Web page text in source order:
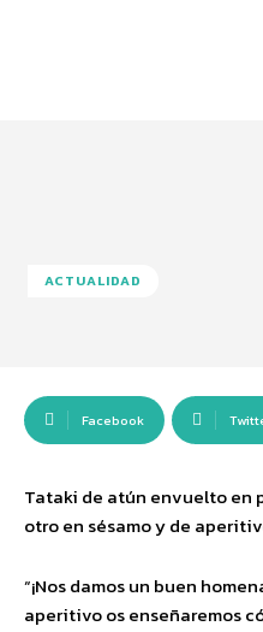
ACTUALIDAD
Facebook
Tataki de atún envuelto en
otro en sésamo y de
“¡Nos damos un buen
aperitivo os enseñaremos